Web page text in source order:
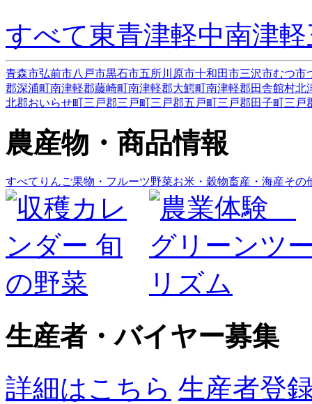
すべて東青津軽中南津軽
青森市弘前市八戸市黒石市五所川原市十和田市三沢市むつ市
郡深浦町南津軽郡藤崎町南津軽郡大鰐町南津軽郡田舎館村北
北郡おいらせ町三戸郡三戸町三戸郡五戸町三戸郡田子町三戸
農産物・商品情報
すべて りんご果物・フルーツ野菜お米・穀物畜産・海産その
生産者・バイヤー募集
詳細はこちら 生産者登